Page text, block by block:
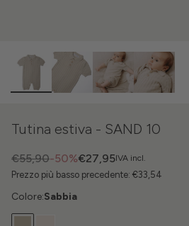
Tutina estiva - SAND 10
IVA incl.
-50%
€55,90 €27,95
Prezzo più basso precedente: €33,54
Colore:Sabbia